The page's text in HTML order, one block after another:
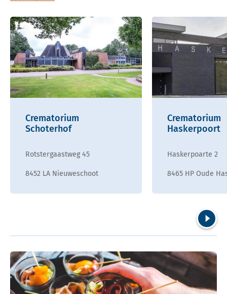
Crematorium
Schoterhof
Rotstergaastweg 45
8452 LA Nieuweschoot
Crematorium
Haskerpoort
Haskerpoarte 2
8465 HP Oude